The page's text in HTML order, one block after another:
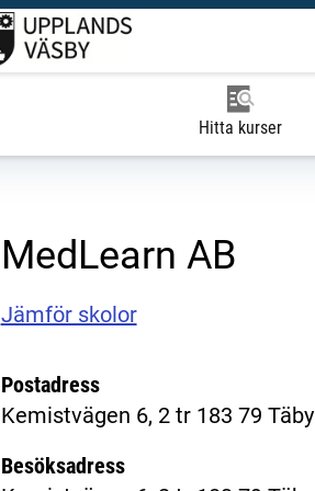
Hitta kurser
MedLearn AB
Jämför skolor
Postadress
Kemistvägen 6, 2 tr 183 79 Täby
Besöksadress